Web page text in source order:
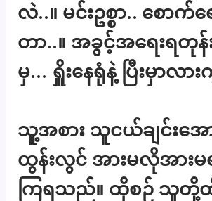
လဲ..။ မင်းဥစ္စာ.. စောက်ရ
တာ..။ အခွင့်အရေးရတုန်
မှ… ရှိူးနေရုံနဲ့ ပြီးမှာလာ
သူ့အစား သူငယ်ချင်းအေ
ထွန်းလွင် အားမလိုအားမ
ကြရသည်။ ထိုစဉ် သူတို့